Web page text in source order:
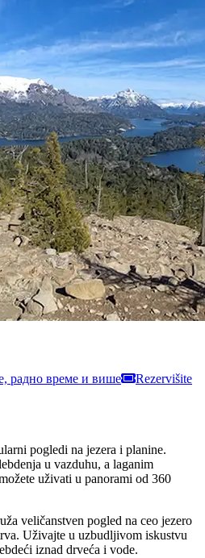
радно време и више
Rezervišite
pogledi na jezera i planine.
u vazduhu, a laganim
uživati u panorami od 360
veličanstven pogled na ceo jezero
Uživajte u uzbudljivom iskustvu
iznad drveća i vode.